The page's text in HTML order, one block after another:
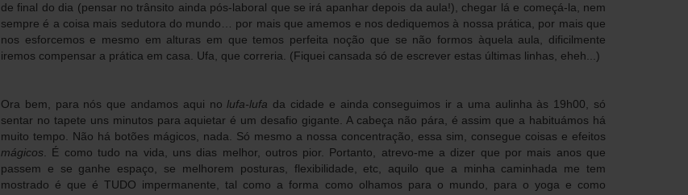
de final do dia (pensar no trânsito ainda pós-laboral que se irá apanhar depois da aula!), chegar lá e começá-la, nem
sempre é a coisa mais sedutora do mundo… por mais que amemos e nos dediquemos à nossa prática, por mais que
nos esforcemos e mesmo em alturas em que temos perfeita noção que se não formos àquela aula, dificilmente
iremos compensar a prática em casa. Ufa, que correria. (Fiquei cansada só de escrever estas últimas linhas, eheh...)
Ora bem, para nós que andamos aqui nolufa-lufa da cidade e ainda conseguimos ir a uma aulinha às 19h00, só
sentar no tapete uns minutos para aquietar é um desafio gigante. A cabeça não pára, é assim que a habituámos há
muito tempo. Não há botões mágicos, nada. Só mesmo a nossa concentração, essa sim, consegue coisas e efeitos
mágicos . É como tudo na vida, uns dias melhor, outros pior. Portanto, atrevo-me a dizer que por mais anos que
passem e se ganhe espaço, se melhorem posturas, flexibilidade, etc, aquilo que a minha caminhada me tem
mostrado é que é TUDO impermanente, tal como a forma como olhamos para o mundo, para o yoga e como